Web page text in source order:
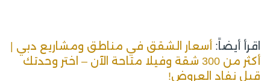
اقرأ أيضاً: أسعار الشقق في مناطق ومشاريع دبي |
أكثر من 300 شقة وفيلا متاحة الآن – اختر وحدتك
قبل نفاد العروض!